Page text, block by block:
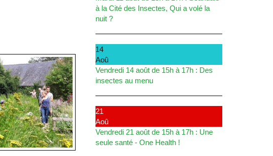
à la Cité des Insectes, Qui a volé la
nuit ?
14
Aoû
Vendredi 14 août de 15h à 17h : Des
insectes au menu
21
Aoû
Vendredi 21 août de 15h à 17h : Une
seule santé - One Health !